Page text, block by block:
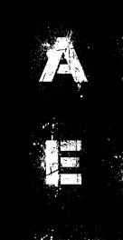
A
E